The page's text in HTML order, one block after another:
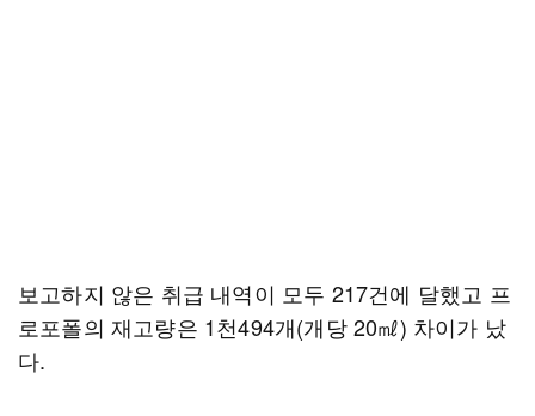
보고하지 않은 취급 내역이 모두 217건에 달했고 프
로포폴의 재고량은 1천494개(개당 20㎖) 차이가 났
다.